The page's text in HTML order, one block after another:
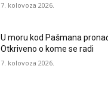
7. kolovoza 2026.
U moru kod Pašmana
Otkriveno o kome se radi
7. kolovoza 2026.